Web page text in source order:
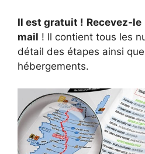
Il est gratuit ! Recevez-le
mail ! Il contient tous les
détail des étapes ainsi
hébergements.